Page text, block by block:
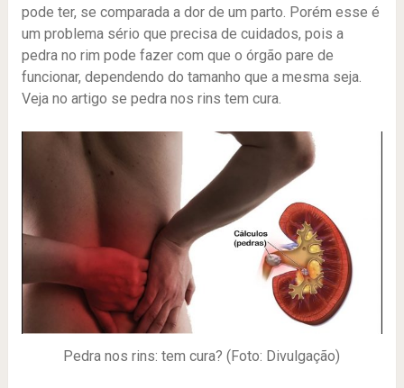
pode ter, se comparada a dor de um parto. Porém esse é
um problema sério que precisa de cuidados, pois a
pedra no rim pode fazer com que o órgão pare de
funcionar, dependendo do tamanho que a mesma seja.
Veja no artigo se pedra nos rins tem cura.
Pedra nos rins: tem cura? (Foto: Divulgação)